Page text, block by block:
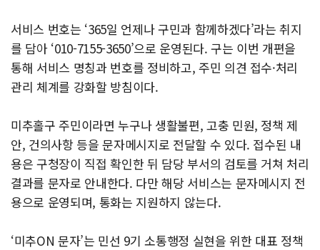
서비스 번호는 ‘365일 언제나 구민과 함께하겠다’라는 취지
를 담아 ‘010-7155-3650’으로 운영된다. 구는 이번 개편을
통해 서비스 명칭과 번호를 정비하고, 주민 의견 접수·처리
관리 체계를 강화할 방침이다.
미추홀구 주민이라면 누구나 생활불편, 고충 민원, 정책 제
안, 건의사항 등을 문자메시지로 전달할 수 있다. 접수된 내
용은 구청장이 직접 확인한 뒤 담당 부서의 검토를 거쳐 처리
결과를 문자로 안내한다. 다만 해당 서비스는 문자메시지 전
용으로 운영되며, 통화는 지원하지 않는다.
‘미추ON 문자’는 민선 9기 소통행정 실현을 위한 대표 정책